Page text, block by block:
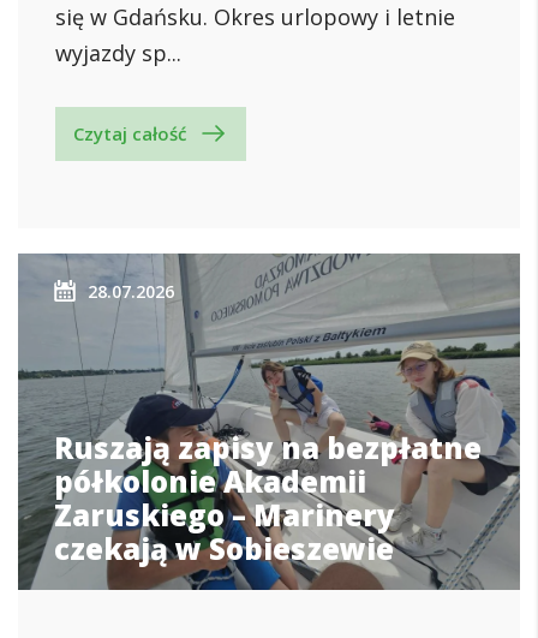
się w Gdańsku. Okres urlopowy i letnie
wyjazdy sp...
Czytaj całość
28.07.2026
Ruszają zapisy na bezpłatne
półkolonie Akademii
Zaruskiego – Marinery
czekają w Sobieszewie